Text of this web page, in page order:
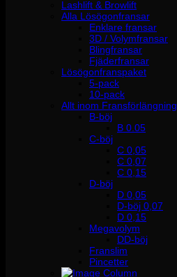
Lashlift & Browlift
Alla Lösögonfransar
Enklare fransar
3D / Volymfransar
Blingfransar
Fjäderfransar
Lösögonfranspaket
5-pack
10-pack
Allt inom Fransförlängning
B-böj
B 0.05
C-böj
C 0,05
C 0,07
C 0,15
D-böj
D 0,05
D-böj 0,07
D 0,15
Megavolym
DD-böj
Franslim
Pincetter